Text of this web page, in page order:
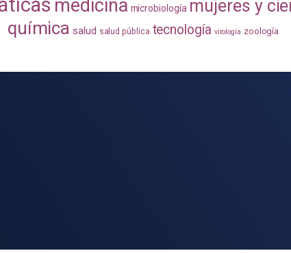
medicina microbiología mujeres y
química salud salud pública tecnología virología zoología